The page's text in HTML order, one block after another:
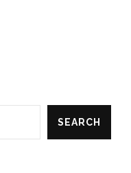
SEARCH